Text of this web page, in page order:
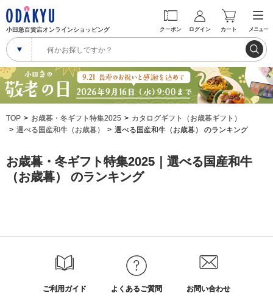
小田急百貨店オンラインショッピング クーポン ログイン カート メニュー
TOP お歳暮・冬ギフト特集2025
カタログギフト（お歳暮ギフト）
選べる国産和牛（お歳暮）
選べる国産和牛（お歳暮） のランキング
お歳暮・冬ギフト特集2025｜選べる国産和牛
（お歳暮） のランキング
ご利用ガイド よくあるご質問 お問い合わせ